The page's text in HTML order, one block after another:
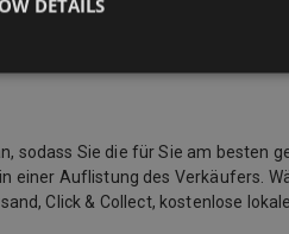
sodass Sie die für Sie am besten
Auflistung des Verkäufers.
Click & Collect, kostenlose
DETAILS